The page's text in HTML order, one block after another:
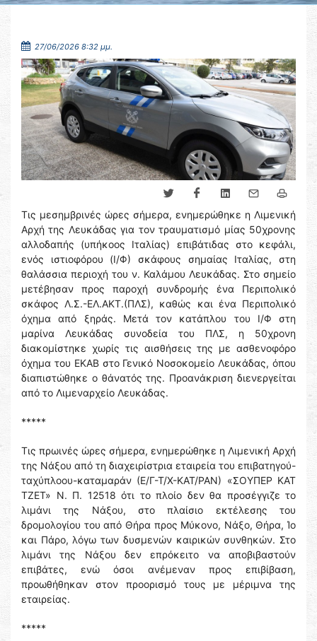
27/06/2026 8:32 μμ.
Τις μεσημβρινές ώρες σήμερα, ενημερώθηκε η Λιμενική
Αρχή της Λευκάδας για τον τραυματισμό μίας 50χρονης
αλλοδαπής (υπήκοος Ιταλίας) επιβάτιδας στο κεφάλι,
ενός ιστιοφόρου (Ι/Φ) σκάφους σημαίας Ιταλίας, στη
θαλάσσια περιοχή του ν. Καλάμου Λευκάδας. Στο σημείο
μετέβησαν προς παροχή συνδρομής ένα Περιπολικό
σκάφος Λ.Σ.-ΕΛ.ΑΚΤ.(ΠΛΣ), καθώς και ένα Περιπολικό
όχημα από ξηράς. Μετά τον κατάπλου του Ι/Φ στη
μαρίνα Λευκάδας συνοδεία του ΠΛΣ, η 50χρονη
διακομίστηκε χωρίς τις αισθήσεις της με ασθενοφόρο
όχημα του ΕΚΑΒ στο Γενικό Νοσοκομείο Λευκάδας, όπου
διαπιστώθηκε ο θάνατός της. Προανάκριση διενεργείται
από το Λιμεναρχείο Λευκάδας.
*****
Τις πρωινές ώρες σήμερα, ενημερώθηκε η Λιμενική Αρχή
της Νάξου από τη διαχειρίστρια εταιρεία του επιβατηγού-
ταχύπλοου-καταμαράν (Ε/Γ-Τ/Χ-ΚΑΤ/ΡΑΝ) «ΣΟΥΠΕΡ ΚΑΤ
ΤΖΕΤ» Ν. Π. 12518 ότι το πλοίο δεν θα προσέγγιζε το
λιμάνι της Νάξου, στο πλαίσιο εκτέλεσης του
δρομολογίου του από Θήρα προς Μύκονο, Νάξο, Θήρα, Ίο
και Πάρο, λόγω των δυσμενών καιρικών συνθηκών. Στο
λιμάνι της Νάξου δεν επρόκειτο να αποβιβαστούν
επιβάτες, ενώ όσοι ανέμεναν προς επιβίβαση,
προωθήθηκαν στον προορισμό τους με μέριμνα της
εταιρείας.
*****